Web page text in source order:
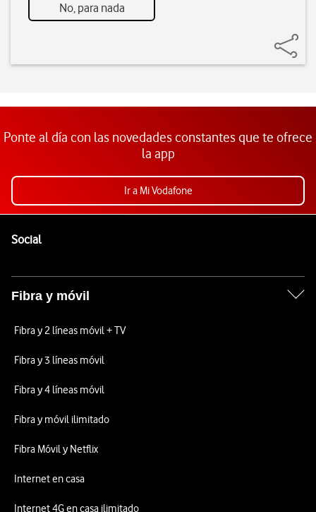
No, para nada
Ponte al día con las novedades constantes que te ofrece
la app
Ir a Mi Vodafone
SocialEnlaces a las redes sociales de Vodafone
Fibra y móvil
Fibra y 2 líneas móvil + TV
Fibra y 3 líneas móvil
Fibra y 4 líneas móvil
Fibra y móvil ilimitado
Fibra Móvil y Netflix
Internet en casa
Internet 4G en casa ilimitado